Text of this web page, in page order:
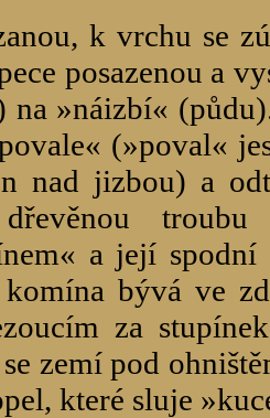
k vrchu se
posazenou a
na »náizbí«
(»poval«
nad jizbou) a
a její spodní
komína bývá ve
za
zemí pod
které sluje